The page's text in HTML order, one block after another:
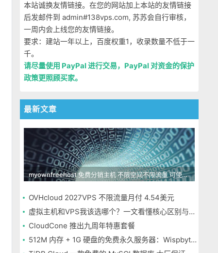
本站诚换友情链接。在您的网站加上本站的友情链接
后发邮件到 admin#138vps.com, 苏苏会自行审核，
一周内会上线您的友情链接。
要求：建站一年以上，百度权重1，收录数量不低于一
千。
请尽量使用 PayPal 进行交易，PayPal 对资金的保护
政策更照顾买家。
最新文章
myownfreehost 免费分销主机 不限空间不限流量 可使用免费域名申请
OVHcloud 2027VPS 不限流量月付 4.54美元
虚拟主机和VPS我该选哪个？一文看懂核心区别与选择指南
CloudCone 推出九周年特惠套餐
512M 内存 + 1G 硬盘的免费永久服务器：Wispbyte 上手